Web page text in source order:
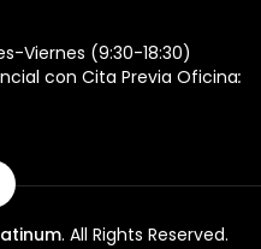
Viernes (9:30-18:30)
con Cita Previa Oficina:
. All Rights Reserved.